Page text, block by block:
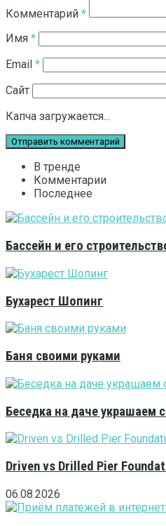
Комментарий *
Имя *
Email *
Сайт
Капча загружается...
В тренде
Комментарии
Последнее
Бассейн и его
Бухарест Шопинг
Баня своими руками
Беседка на даче украшаем
Driven vs Drilled Pier
06.08.2026